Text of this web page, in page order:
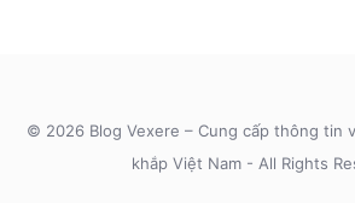
© 2026 Blog Vexere – Cung cấp thông tin
khắp Việt Nam - All Rights